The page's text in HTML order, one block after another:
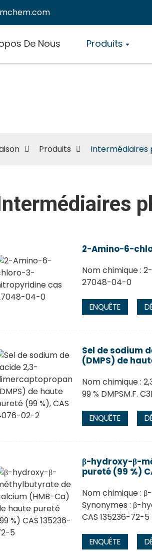
De Nous Produits
Produits Intermédiaires
2-Amino-6-
Nom chimique :
27048-04-0
ENQUÊTE
Sel de sodium
(DMPS) de
Nom chimique :
99 % DMPSM.F.
ENQUÊTE
β-hydroxy-β-
pureté (99 %)
Nom chimique :
Synonymes : β-
CAS 135236-72-5
ENQUÊTE